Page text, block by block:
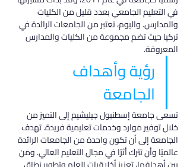
في التعليم الجامعي بعدد قليل من الكليات
والمدارس. واليوم، تعتبر من الجامعات الرائدة في
تركيا حيث تضم مجموعة من الكليات والمدارس
المعروفة.
رؤية وأهداف
الجامعة
تسعى جامعة إسطنبول جيليشيم إلى التميز من
خلال توفير موارد وخدمات تعليمية فريدة. تهدف
الجامعة إلى أن تكون واحدة من الجامعات الرائدة
عالميًا وأن تترك أثرًا في مجال التعليم العالي. ومن